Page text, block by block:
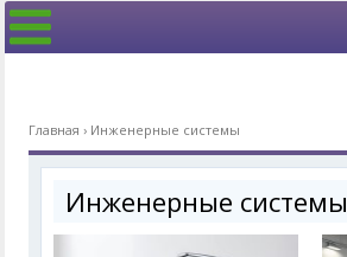
Главная › Инженерные системы
Инженерные системы